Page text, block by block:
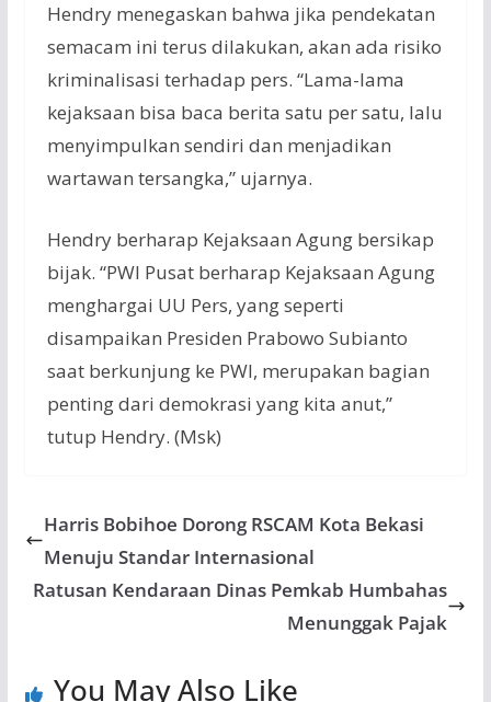
Hendry menegaskan bahwa jika pendekatan
semacam ini terus dilakukan, akan ada risiko
kriminalisasi terhadap pers. “Lama-lama
kejaksaan bisa baca berita satu per satu, lalu
menyimpulkan sendiri dan menjadikan
wartawan tersangka,” ujarnya.
Hendry berharap Kejaksaan Agung bersikap
bijak. “PWI Pusat berharap Kejaksaan Agung
menghargai UU Pers, yang seperti
disampaikan Presiden Prabowo Subianto
saat berkunjung ke PWI, merupakan bagian
penting dari demokrasi yang kita anut,”
tutup Hendry. (Msk)
Harris Bobihoe Dorong RSCAM Kota Bekasi
Menuju Standar Internasional
Ratusan Kendaraan Dinas Pemkab Humbahas
Menunggak Pajak
You May Also Like